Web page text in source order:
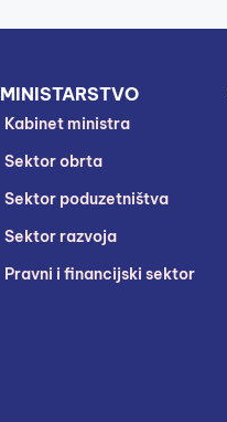
MINISTARSTVO
Kabinet ministra
Sektor obrta
Sektor poduzetništva
Sektor razvoja
Pravni i financijski sektor